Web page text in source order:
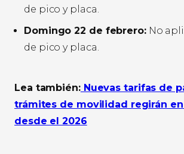
de pico y placa.
Domingo 22 de febrero:No
de pico y placa.
Lea también:Nuevas tarifas de
trámites de movilidad regirán
desde el 2026